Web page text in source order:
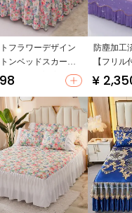
フラワーデザイン
ンベッドスカート
滑り止め対応】
防塵加工
【フリ
イプ・ベ
応）
¥